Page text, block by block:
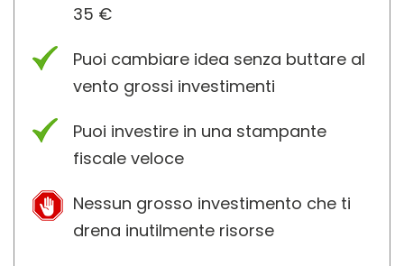
35 €
Puoi cambiare idea senza buttare al
vento grossi investimenti
Puoi investire in una stampante
fiscale veloce
Nessun grosso investimento che ti
drena inutilmente risorse